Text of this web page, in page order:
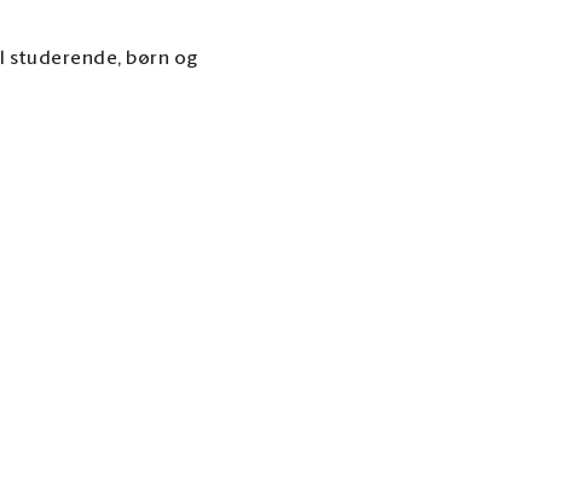
studerende, børn og